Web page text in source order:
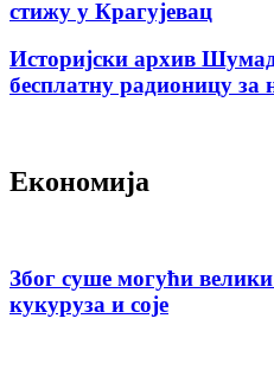
стижу у Крагујевац
Историјски архив
бесплатну радионицу за
Економија
Због суше могући
кукуруза и соје